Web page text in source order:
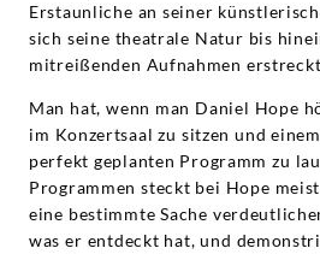
Erstaunliche an seiner
sich seine theatrale Natur bis
mitreißenden Aufnahmen
Man hat, wenn man Daniel Hope
im Konzertsaal zu sitzen und
perfekt geplanten Programm zu
Programmen steckt bei Hope
eine bestimmte Sache
was er entdeckt hat, und